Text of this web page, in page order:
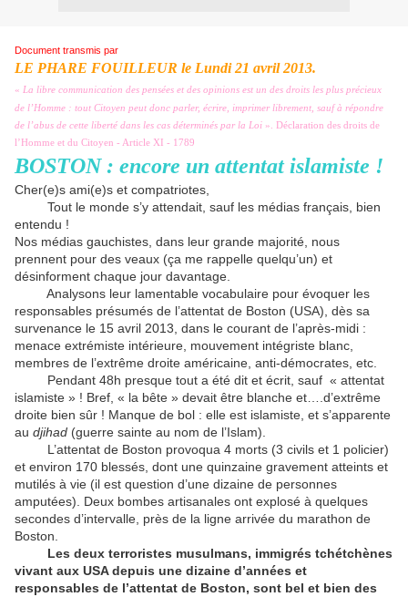
Document transmis par
LE PHARE FOUILLEUR le Lundi 21 avril2013.
« La libre communication des pensées et des opinions est un des droits les plus précieux
de l’Homme : tout Citoyen peut donc parler, écrire, imprimer librement, sauf à répondre
de l’abus de cette liberté dans les cas déterminés par la Loi ». Déclaration des droits de
l’Homme et du Citoyen - Article XI - 1789
BOSTON : encore un attentat islamiste !
Cher(e)s ami(e)s et compatriotes,
Tout le monde s’y attendait, sauf les médias français, bien
entendu !
Nos médias gauchistes, dans leur grande majorité, nous
prennent pour des veaux (ça me rappelle quelqu’un) et
désinforment chaque jour davantage.
Analysons leur lamentable vocabulaire pour évoquer les
responsables présumés de l’attentat de Boston (USA), dès sa
survenance le 15 avril 2013, dans le courant de l’après-midi :
menace extrémiste intérieure, mouvement intégriste blanc,
membres de l’extrême droite américaine, anti-démocrates, etc.
Pendant 48h presque tout a été dit et écrit, sauf « attentat
islamiste » ! Bref, « la bête » devait être blanche et….d’extrême
droite bien sûr ! Manque de bol : elle est islamiste, et s’apparente
au djihad (guerre sainte au nom de l’Islam).
L’attentat de Boston provoqua 4 morts (3 civils et 1 policier)
et environ 170 blessés, dont une quinzaine gravement atteints et
mutilés à vie (il est question d’une dizaine de personnes
amputées). Deux bombes artisanales ont explosé à quelques
secondes d’intervalle, près de la ligne arrivée du marathon de
Boston.
Les deux terroristes musulmans, immigrés tchétchènes
vivant aux USA depuis une dizaine d’années et
responsables de l’attentat de Boston, sont bel et bien des